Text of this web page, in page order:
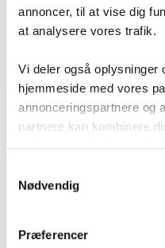
annoncer, til at vise dig
at analysere vores trafik.
Vi deler også oplysninger
hjemmeside med vores
annonceringspartnere og
partnere kan kombinere
Nødvendig
Præferencer
Opret bruger
Products
search
Projektløsninger
Cases
Webshop